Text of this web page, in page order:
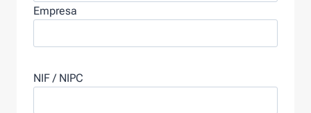
Empresa
NIF / NIPC